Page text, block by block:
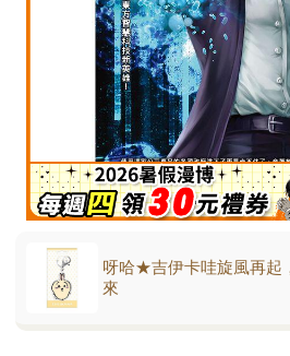
呀哈★吉伊卡哇旋風再起
來